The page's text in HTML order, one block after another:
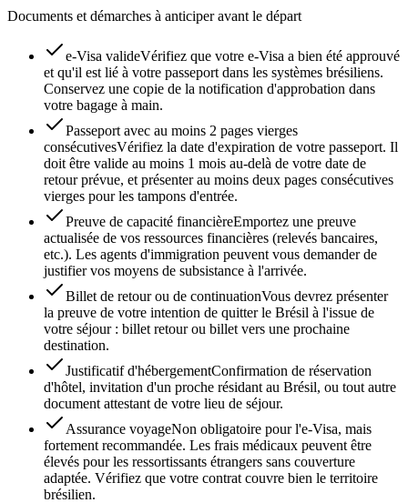
Documents et démarches à anticiper avant le départ
e-Visa valideVérifiez que votre e-Visa a bien été approuvé
et qu'il est lié à votre passeport dans les systèmes brésiliens.
Conservez une copie de la notification d'approbation dans
votre bagage à main.
Passeport avec au moins 2 pages vierges
consécutivesVérifiez la date d'expiration de votre passeport. Il
doit être valide au moins 1 mois au-delà de votre date de
retour prévue, et présenter au moins deux pages consécutives
vierges pour les tampons d'entrée.
Preuve de capacité financièreEmportez une preuve
actualisée de vos ressources financières (relevés bancaires,
etc.). Les agents d'immigration peuvent vous demander de
justifier vos moyens de subsistance à l'arrivée.
Billet de retour ou de continuationVous devrez présenter
la preuve de votre intention de quitter le Brésil à l'issue de
votre séjour : billet retour ou billet vers une prochaine
destination.
Justificatif d'hébergementConfirmation de réservation
d'hôtel, invitation d'un proche résidant au Brésil, ou tout autre
document attestant de votre lieu de séjour.
Assurance voyageNon obligatoire pour l'e-Visa, mais
fortement recommandée. Les frais médicaux peuvent être
élevés pour les ressortissants étrangers sans couverture
adaptée. Vérifiez que votre contrat couvre bien le territoire
brésilien.